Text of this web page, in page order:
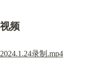
视频
2024.1.24录制.mp4